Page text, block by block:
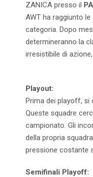
ZANICA presso il
AWT ha raggiunto
categoria. Dopo
determineranno la
irresistibile di
Playout:
Prima dei playoff, si
Queste squadre
campionato. Gli
della propria
pressione costante
Semifinali Playoff: